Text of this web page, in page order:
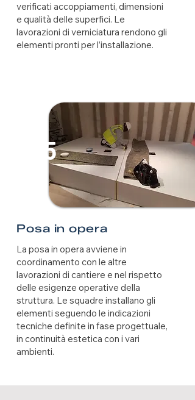
verificati accoppiamenti, dimensioni
e qualità delle superfici. Le
lavorazioni di verniciatura rendono gli
elementi pronti per l’installazione.
5
Posa in opera
La posa in opera avviene in
coordinamento con le altre
lavorazioni di cantiere e nel rispetto
delle esigenze operative della
struttura. Le squadre installano gli
elementi seguendo le indicazioni
tecniche definite in fase progettuale,
in continuità estetica con i vari
ambienti.